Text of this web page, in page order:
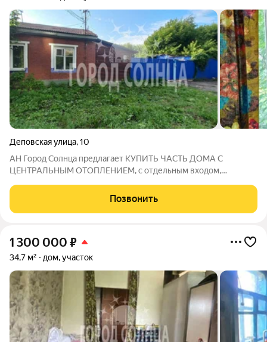
Деповская улица,10
АН Город Солнца предлагает КУПИТЬ ЧАСТЬ ДОМА С
ЦЕНТРАЛЬНЫМ ОТОПЛЕНИЕМ, с отдельным входом,
вода в колонке рядом с домом. Квартира расположена в тихом,
уютном месте микрорайона Московка. В пешей
Позвонить
1 300 000 ₽
34,7 м² дом, участок